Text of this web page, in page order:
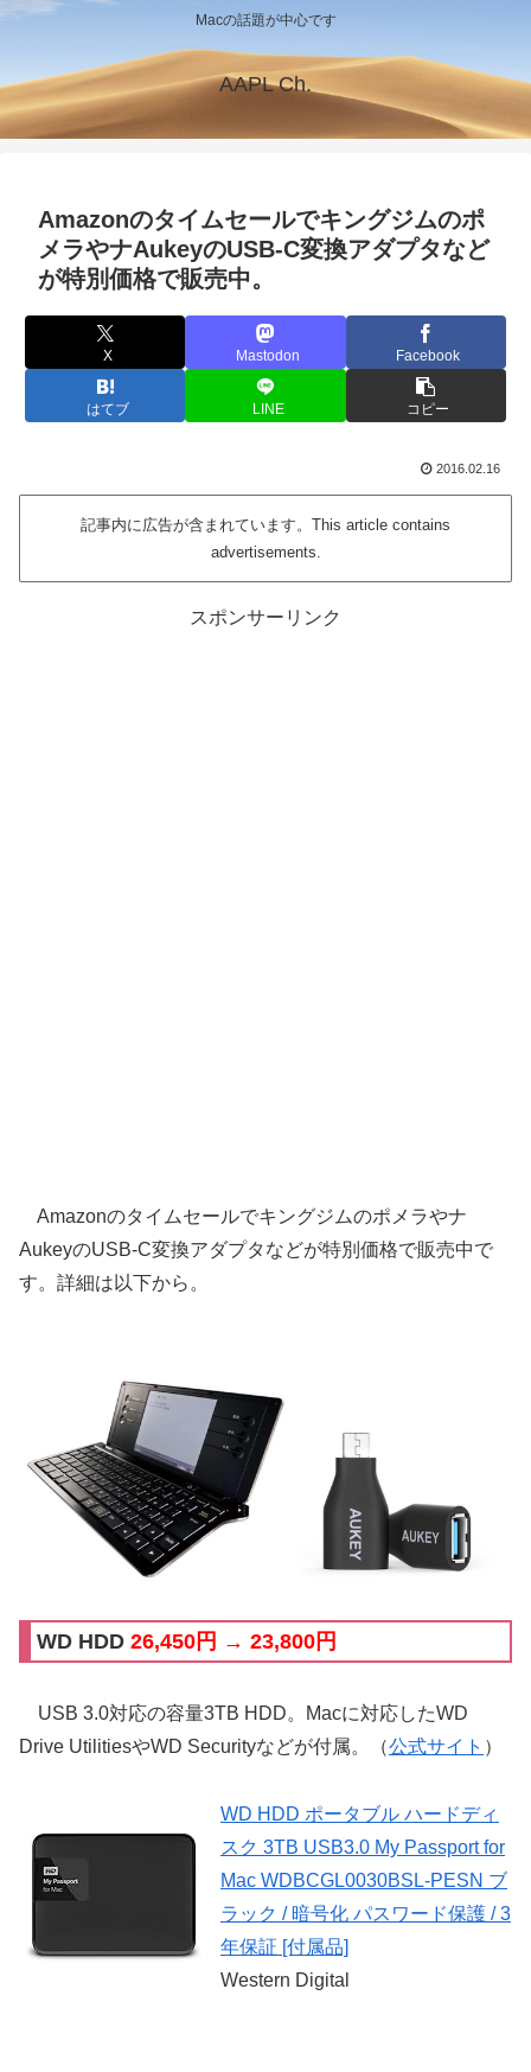
Macの話題が中心です
AAPL Ch.
Amazonのタイムセールでキングジムのポ
メラやナAukeyのUSB-C変換アダプタなど
が特別価格で販売中。
X Mastodon Facebook
はてブ LINE コピー
2016.02.16
記事内に広告が含まれています。This article contains
advertisements.
スポンサーリンク
Amazonのタイムセールでキングジムのポメラやナ
AukeyのUSB-C変換アダプタなどが特別価格で販売中で
す。詳細は以下から。
WD HDD 26,450円 → 23,800円
USB 3.0対応の容量3TB HDD。Macに対応したWD
Drive UtilitiesやWD Securityなどが付属。（公式サイト ）
WD HDD ポータブル ハードディ
スク 3TB USB3.0 My Passport for
Mac WDBCGL0030BSL-PESN ブ
ラック / 暗号化 パスワード保護 / 3
年保証 [付属品]
Western Digital